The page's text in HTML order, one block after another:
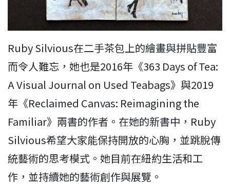
Ruby Silvious在二手茶包上的繪畫與拼貼豐富
而令人難忘，她也是2016年《363 Days of Tea:
A Visual Journal on Used Teabags》與2019
年《Reclaimed Canvas: Reimagining the
Familiar》兩書的作者。在她的新書中，Ruby
Silvious希望大家能保持開放的心胸，並跳脫傳
統藝術的思考模式。她目前在紐約生活和工
作，並持續她的藝術創作與展覽。